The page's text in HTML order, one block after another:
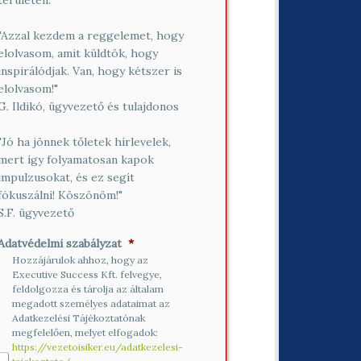
kezdem a reggelemet, hogy
amit küldtök, hogy
Van, hogy kétszer is
Ildikó, ügyvezető és tulajdonos
ha jönnek tőletek hírlevelek,
így folyamatosan kapok
és ez segít
Köszönöm!"
ügyvezető
szabályzat *
Hozzájárulok ahhoz, hogy az
Executive Success Kft. felvegye,
feldolgozza és tárolja az általam
megadott személyes adataimat az
Adatkezelési Tájékoztatónak
megfelelően, melyet elfogadok:
https://vezetoisiker.eu/adatkezelesi-